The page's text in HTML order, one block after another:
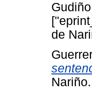
de
Nariño.